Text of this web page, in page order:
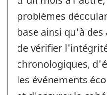
problèmes
base ainsi qu'à
de vérifier
chronologiques,
les événements